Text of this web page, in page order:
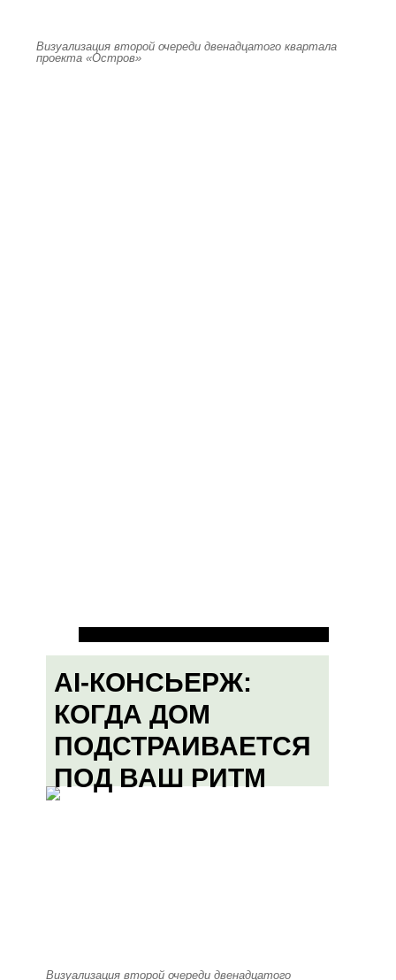
Визуализация второй очереди двенадцатого квартала
проекта «Остров»
AI-КОНСЬЕРЖ:
КОГДА ДОМ
ПОДСТРАИВАЕТСЯ
ПОД ВАШ РИТМ
Визуализация второй очереди двенадцатого